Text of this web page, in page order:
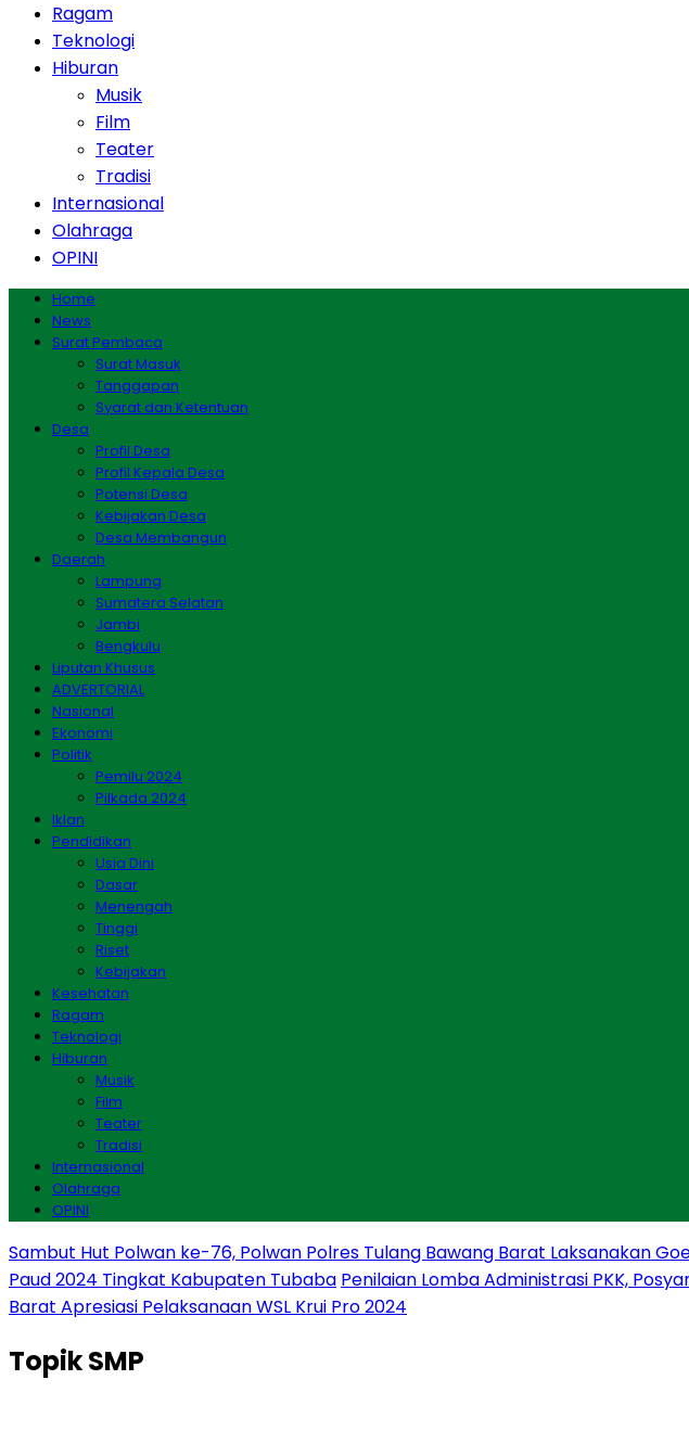
Ragam
Teknologi
Hiburan
Musik
Film
Teater
Tradisi
Internasional
Olahraga
OPINI
Home
News
Surat Pembaca
Surat Masuk
Tanggapan
Syarat dan Ketentuan
Desa
Profil Desa
Profil Kepala Desa
Potensi Desa
Kebijakan Desa
Desa Membangun
Daerah
Lampung
Sumatera Selatan
Jambi
Bengkulu
Liputan Khusus
ADVERTORIAL
Nasional
Ekonomi
Politik
Pemilu 2024
Pilkada 2024
Iklan
Pendidikan
Usia Dini
Dasar
Menengah
Tinggi
Riset
Kebijakan
Kesehatan
Ragam
Teknologi
Hiburan
Musik
Film
Teater
Tradisi
Internasional
Olahraga
OPINI
Sambut Hut Polwan ke-76, Polwan Polres Tulang Bawang Barat Laksanakan
Paud 2024 Tingkat Kabupaten Tubaba Penilaian Lomba Administrasi PKK,
Barat Apresiasi Pelaksanaan WSL Krui Pro 2024
TopikSMP